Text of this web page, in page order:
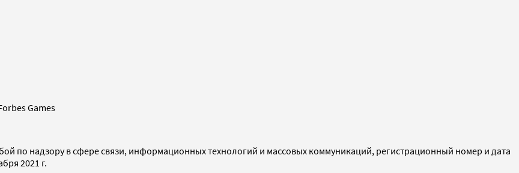
Games
по надзору в сфере связи, информационных технологий и массовых коммуникаций, регистрационный номер и дата
2021 г.